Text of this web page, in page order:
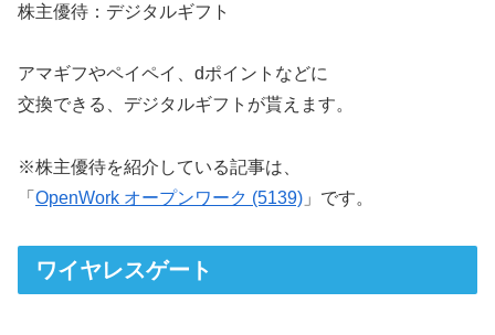
株主優待：デジタルギフト
アマギフやペイペイ、dポイントなどに
交換できる、デジタルギフトが貰えます。
※株主優待を紹介している記事は、
「 OpenWork オープンワーク (5139) 」です。
ワイヤレスゲート